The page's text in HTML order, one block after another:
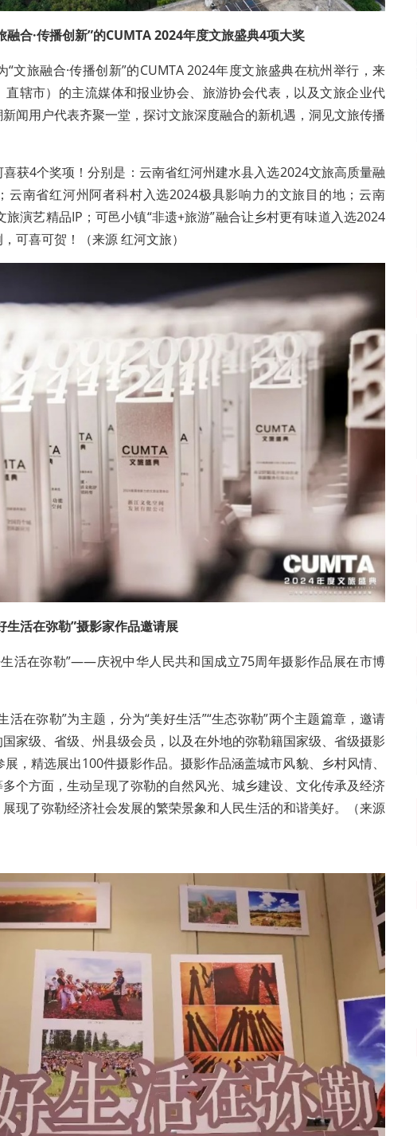
融合·传播创新”的CUMTA 2024年度文旅盛典4项大奖
“文旅融合·传播创新”的CUMTA 2024年度文旅盛典在杭州举行，来
直辖市）的主流媒体和报业协会、旅游协会代表，以及文旅企业代
闻用户代表齐聚一堂，探讨文旅深度融合的新机遇，洞见文旅传播
获4个奖项！分别是：云南省红河州建水县入选2024文旅高质量融
云南省红河州阿者科村入选2024极具影响力的文旅目的地；云南
旅演艺精品IP；可邑小镇“非遗+旅游”融合让乡村更有味道入选2024
可喜可贺！（来源 红河文旅）
生活在弥勒”摄影家作品邀请展
活在弥勒”——庆祝中华人民共和国成立75周年摄影作品展在市博
活在弥勒”为主题，分为“美好生活”“生态弥勒”两个主题篇章，邀请
家级、省级、州县级会员，以及在外地的弥勒籍国家级、省级摄影
，精选展出100件摄影作品。摄影作品涵盖城市风貌、乡村风情、
个方面，生动呈现了弥勒的自然风光、城乡建设、文化传承及经济
现了弥勒经济社会发展的繁荣景象和人民生活的和谐美好。（来源